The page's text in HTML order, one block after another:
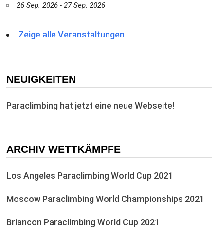
26 Sep. 2026 - 27 Sep. 2026
Zeige alle Veranstaltungen
NEUIGKEITEN
Paraclimbing hat jetzt eine neue Webseite!
ARCHIV WETTKÄMPFE
Los Angeles Paraclimbing World Cup 2021
Moscow Paraclimbing World Championships 2021
Briancon Paraclimbing World Cup 2021